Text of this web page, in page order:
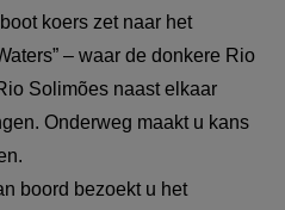
koers zet naar het
– waar de donkere Rio
Solimões naast elkaar
Onderweg maakt u kans
boord bezoekt u het